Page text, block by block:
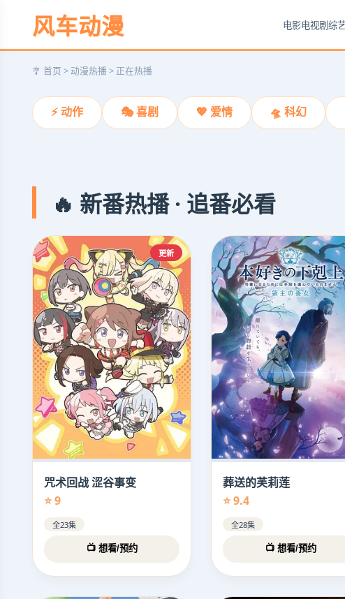
风车动漫 电影电视剧综
🎐 首页 > 动漫热播 > 正在热播
⚡ 动作 🎭 喜剧 💖 爱情 🛸 科幻
葬送的芙莉莲
立即观看
🔥 新番热播 · 追番必看
更新
咒术回战 涩谷事变
⭐ 9
全23集
📺 想看/预约
葬送的芙莉莲
⭐ 9.4
全28集
📺 想看/预约